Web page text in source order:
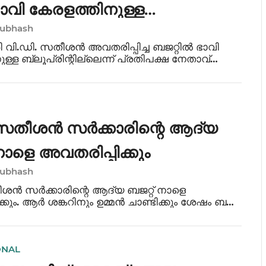
കേരളത്തിനുള്ള
പിണറായി വിജയൻ
സതീശൻ അവതരിപ്പിച്ച ബജറ്റിൽ ഭാവി
ബ്ലൂപ്രിന്റില്ലെന്ന് പ്രതിപക്ഷ നേതാവ്
ബജറ്റിൽ കൂടുതലെന്നും അദ്ദേഹം
സർക്കാരിന്റെ ആദ്യ
അവതരിപ്പിക്കും
സർക്കാരിന്റെ ആദ്യ ബജറ്റ് നാളെ
ആർ ശങ്കറിനും ഉമ്മൻ ചാണ്ടിക്കും ശേഷം ബജറ്റ്
സാമ്പത്തിക ആരോഗ്യം അതീവ